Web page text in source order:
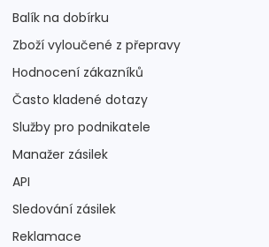
Balík na dobírku
Zboží vyloučené z přepravy
Hodnocení zákazníků
Často kladené dotazy
Služby pro podnikatele
Manažer zásilek
API
Sledování zásilek
Reklamace